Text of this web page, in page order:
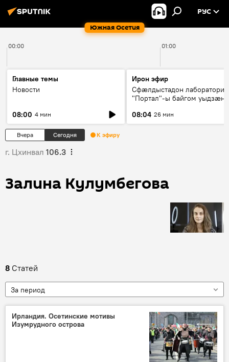
Южная Осетия
РУС
00:00 01:00
Главные темы
Новости
08:00 4 мин
Ирон эфир
Сфæлдыстадон лаборатори
"Портал"-ы байгом уыдзæн
Æхсары куыстыты равдыст
08:04 26 мин
Вчера Сегодня К эфиру
г. Цхинвал 106.3
Залина Кулумбегова
8 Статей
За период
Ирландия. Осетинские мотивы
Изумрудного острова